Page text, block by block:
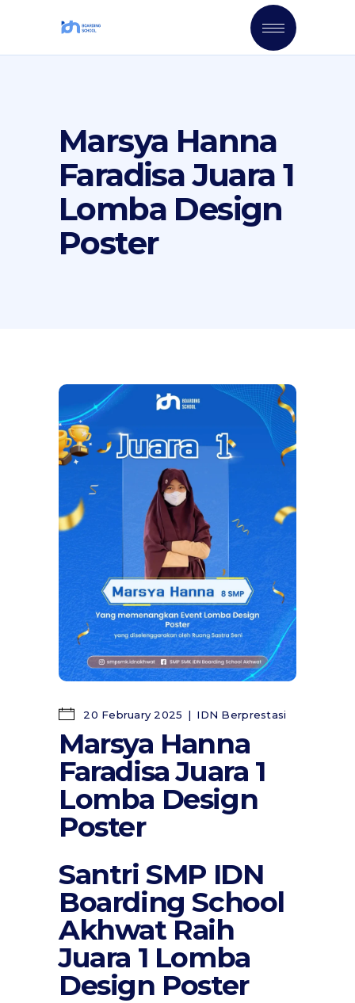
Marsya Hanna
Faradisa Juara 1
Lomba Design
Poster
20 February 2025 IDN Berprestasi
Marsya Hanna
Faradisa Juara 1
Lomba Design
Poster
Santri SMP IDN
Boarding School
Akhwat Raih
Juara 1 Lomba
Design Poster